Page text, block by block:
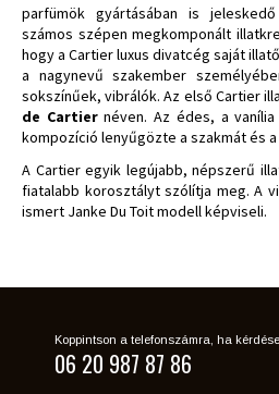
parfümök gyártásában is
számos szépen megkomponált
hogy a Cartier luxus divatcég saját
a nagynevű szakember
sokszínűek, vibrálók. Az első Cartier
de Cartiernéven. Az édes, a
kompozíció lenyűgözte a szakmát és
A Cartier egyik legújabb, népszerű
fiatalabb korosztályt szólítja meg. A
ismert Janke Du Toit modell képviseli.
Koppintson a telefonszámra, ha
06 20 987 87 86